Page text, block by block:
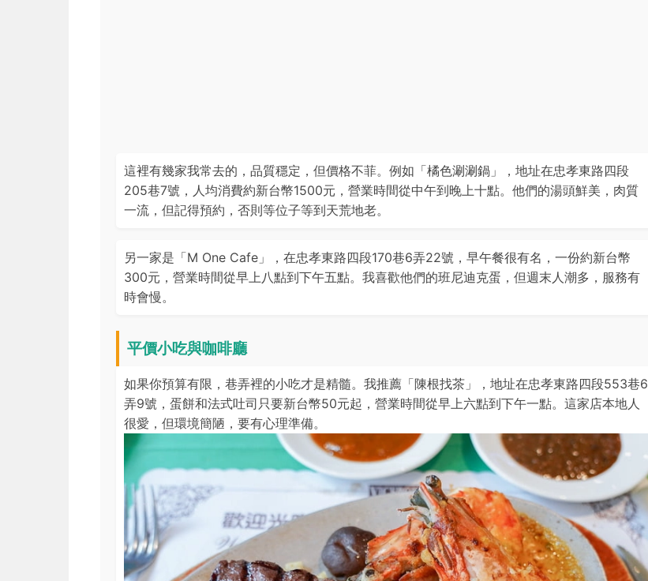
這裡有幾家我常去的，品質穩定，但價格不菲。例如「橘色涮涮鍋」，地址在忠孝東路四段
205巷7號，人均消費約新台幣1500元，營業時間從中午到晚上十點。他們的湯頭鮮美，肉質
一流，但記得預約，否則等位子等到天荒地老。
另一家是「M One Cafe」，在忠孝東路四段170巷6弄22號，早午餐很有名，一份約新台幣
300元，營業時間從早上八點到下午五點。我喜歡他們的班尼迪克蛋，但週末人潮多，服務有
時會慢。
平價小吃與咖啡廳
如果你預算有限，巷弄裡的小吃才是精髓。我推薦「陳根找茶」，地址在忠孝東路四段553巷6
弄9號，蛋餅和法式吐司只要新台幣50元起，營業時間從早上六點到下午一點。這家店本地人
很愛，但環境簡陋，要有心理準備。